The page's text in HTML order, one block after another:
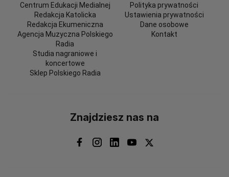
Centrum Edukacji Medialnej
Redakcja Katolicka
Redakcja Ekumeniczna
Agencja Muzyczna Polskiego
Radia
Studia nagraniowe i
koncertowe
Sklep Polskiego Radia
Polityka prywatności
Ustawienia prywatności
Dane osobowe
Kontakt
Znajdziesz nas na